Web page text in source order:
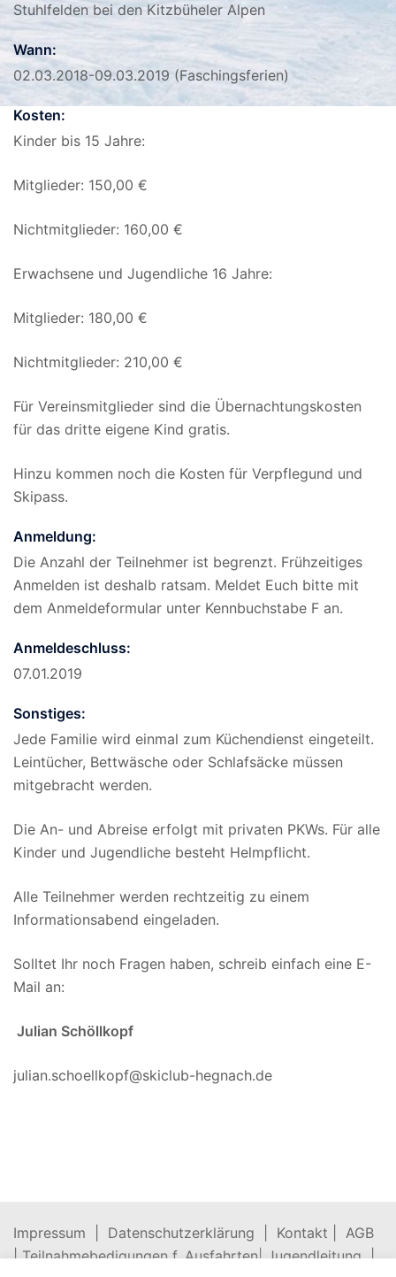
Stuhlfelden bei den Kitzbüheler Alpen
Wann:
02.03.2018-09.03.2019 (Faschingsferien)
Kosten:
Kinder bis 15 Jahre:
Mitglieder: 150,00 €
Nichtmitglieder: 160,00 €
Erwachsene und Jugendliche 16 Jahre:
Mitglieder: 180,00 €
Nichtmitglieder: 210,00 €
Für Vereinsmitglieder sind die Übernachtungskosten
für das dritte eigene Kind gratis.
Hinzu kommen noch die Kosten für Verpflegund und
Skipass.
Anmeldung:
Die Anzahl der Teilnehmer ist begrenzt. Frühzeitiges
Anmelden ist deshalb ratsam. Meldet Euch bitte mit
dem Anmeldeformular unter Kennbuchstabe F an.
Anmeldeschluss:
07.01.2019
Sonstiges:
Jede Familie wird einmal zum Küchendienst eingeteilt.
Leintücher, Bettwäsche oder Schlafsäcke müssen
mitgebracht werden.
Die An- und Abreise erfolgt mit privaten PKWs. Für alle
Kinder und Jugendliche besteht Helmpflicht.
Alle Teilnehmer werden rechtzeitig zu einem
Informationsabend eingeladen.
Solltet Ihr noch Fragen haben, schreib einfach eine E-
Mail an:
Julian Schöllkopf
julian.schoellkopf@skiclub-hegnach.de
Impressum | Datenschutzerklärung | Kontakt |
AGB
|Teilnahmebedigungen f. Ausfahrten|Jugendleitung |